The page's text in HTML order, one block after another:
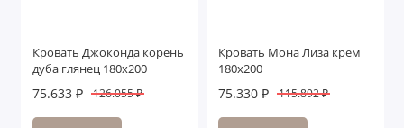
Кровать Джоконда корень
дуба глянец 180х200
75.633 ₽ 126.055 ₽
Кровать Мона Лиза крем
180х200
75.330 ₽ 115.892 ₽